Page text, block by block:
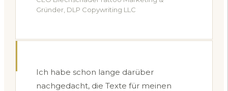
Gründer, DLP Copywriting LLC
Ich habe schon lange darüber
nachgedacht, die Texte für meinen